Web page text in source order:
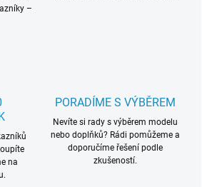
–
na
PORADÍME S VÝBĚREM
Nevíte si rady s výběrem modelu
nebo doplňků? Rádi pomůžeme a
doporučíme řešení podle
zkušeností.